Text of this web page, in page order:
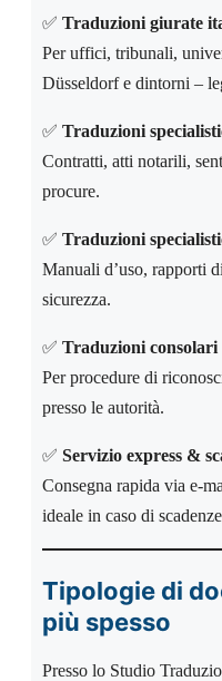
✅ Traduzioni giurate
Per uffici, tribunali,
Düsseldorf e dintorni –
✅ Traduzioni
Contratti, atti notarili,
procure.
✅ Traduzioni
Manuali d’uso, rapporti
sicurezza.
✅ Traduzioni
Per procedure di
presso le autorità.
✅ Servizio express &
Consegna rapida via e-
ideale in caso di
Tipologie di
più spesso
Presso lo Studio